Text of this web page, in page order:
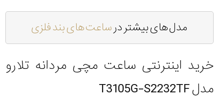
مدل های بیشتر درساعت های بند فلزی
خرید اینترنتی ساعت مچی مردانه تلارو
مدل T3105G-S2232TF